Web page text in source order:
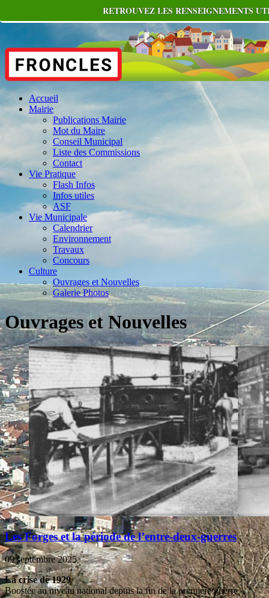
Accueil
Mairie
Publications Mairie
Mot du Maire
Conseil Municipal
Liste des Commissions
Contact
Vie Pratique
Flash Infos
Infos utiles
ASF
Vie Municipale
Calendrier
Environnement
Travaux
Concours
Culture
Ouvrages et Nouvelles
Galerie Photos
Ouvrages et Nouvelles
Les Forges et la période de l’entre-deux-guerres
09 septembre 2025
La crise de 1929
Boostée au niveau national depuis la fin de la première guerre
RETROUVEZ LES RENSEIGNEMENTS